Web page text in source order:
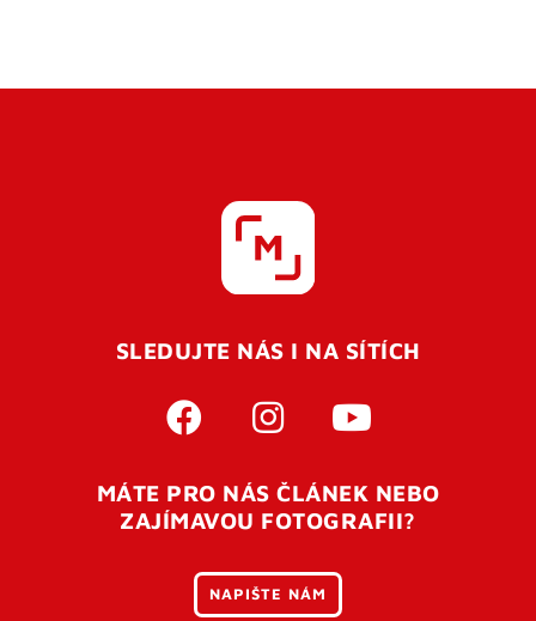
SLEDUJTE NÁS I NA SÍTÍCH
MÁTE PRO NÁS ČLÁNEK NEBO
ZAJÍMAVOU FOTOGRAFII?
NAPIŠTE NÁM